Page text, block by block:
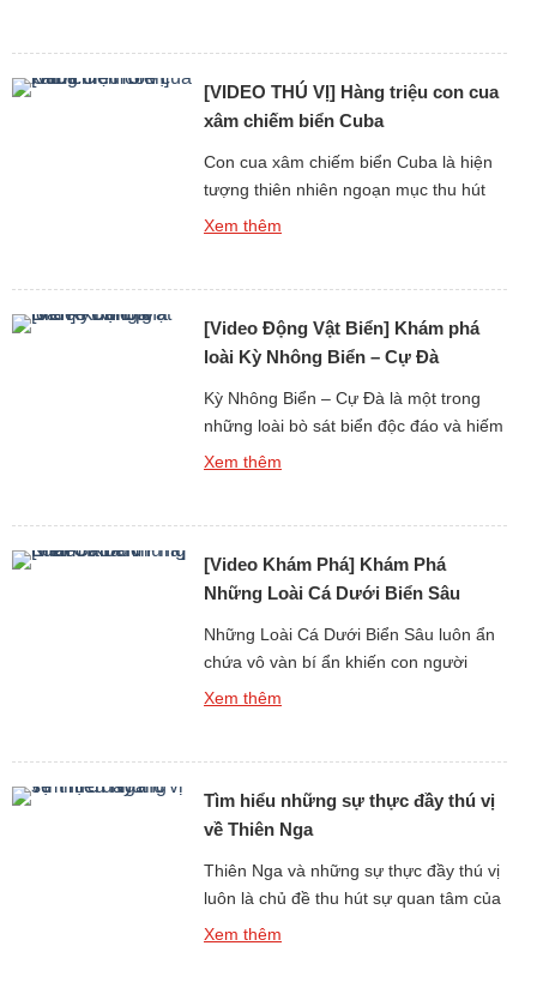
như “đôi mắt […]
[VIDEO THÚ VỊ] Hàng triệu con cua
xâm chiếm biển Cuba
Con cua xâm chiếm biển Cuba là hiện
tượng thiên nhiên ngoạn mục thu hút
sự chú ý của hàng triệu người trên thế
Khi hàng triệu con cua di chuyển […]
Xem thêm
[Video Động Vật Biển] Khám phá
loài Kỳ Nhông Biển – Cự Đà
Kỳ Nhông Biển – Cự Đà là một trong
những loài bò sát biển độc đáo và hiếm
hoi trên thế giới, thu hút sự chú ý không
các loài động […]
Xem thêm
[Video Khám Phá] Khám Phá
Những Loài Cá Dưới Biển Sâu
Những Loài Cá Dưới Biển Sâu luôn ẩn
chứa vô vàn bí ẩn khiến con người
không khỏi tò mò, đặc biệt là tiếng kêu
nghìn mét dưới mặt […]
Xem thêm
Tìm hiểu những sự thực đầy thú vị
về Thiên Nga
Thiên Nga và những sự thực đầy thú vị
luôn là chủ đề thu hút sự quan tâm của
những người yêu thiên nhiên và động
Xem thêm